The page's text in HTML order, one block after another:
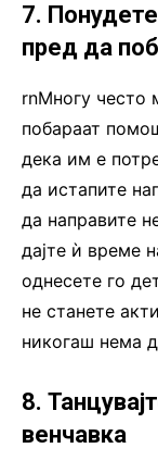
7.
пред да
rnМногу често
побараат
дека им е
да истапите
да направите
дајте ѝ време
однесете го
не станете
никогаш нема
8.
венчавка